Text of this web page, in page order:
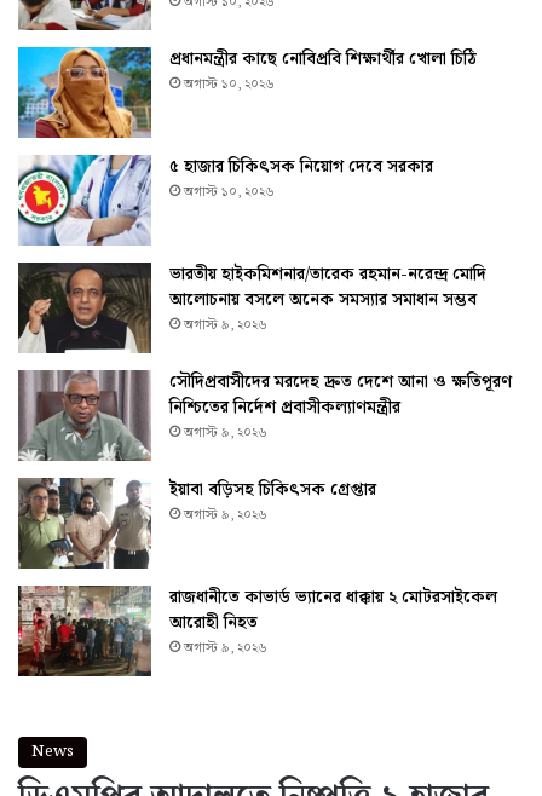
প্রধানমন্ত্রীর কাছে নোবিপ্রবি শিক্ষার্থীর খোলা চিঠি
অগাস্ট ১০, ২০২৬
৫ হাজার চিকিৎসক নিয়োগ দেবে সরকার
অগাস্ট ১০, ২০২৬
ভারতীয় হাইকমিশনার/তারেক রহমান-নরেন্দ্র মোদি
আলোচনায় বসলে অনেক সমস্যার সমাধান সম্ভব
অগাস্ট ৯, ২০২৬
সৌদিপ্রবাসীদের মরদেহ দ্রুত দেশে আনা ও ক্ষতিপূরণ
নিশ্চিতের নির্দেশ প্রবাসীকল্যাণমন্ত্রীর
অগাস্ট ৯, ২০২৬
ইয়াবা বড়িসহ চিকিৎসক গ্রেপ্তার
অগাস্ট ৯, ২০২৬
রাজধানীতে কাভার্ড ভ্যানের ধাক্কায় ২ মোটরসাইকেল
আরোহী নিহত
অগাস্ট ৯, ২০২৬